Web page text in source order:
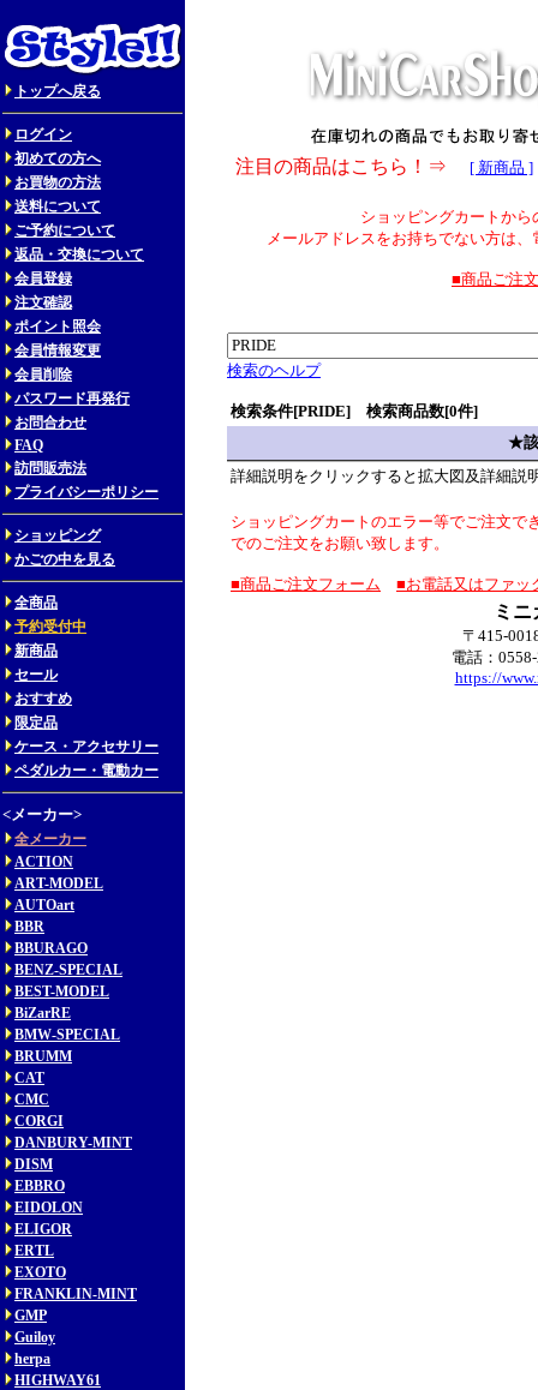
トップへ戻る
ログイン
初めての方へ
お買物の方法
送料について
ご予約について
返品・交換について
会員登録
注文確認
ポイント照会
会員情報変更
会員削除
パスワード再発行
お問合わせ
FAQ
訪問販売法
プライバシーポリシー
ショッピング
かごの中を見る
全商品
予約受付中
新商品
セール
おすすめ
限定品
ケース・アクセサリー
ペダルカー・電動カー
<メーカー>
全メーカー
ACTION
ART-MODEL
AUTOart
BBR
BBURAGO
BENZ-SPECIAL
BEST-MODEL
BiZarRE
BMW-SPECIAL
BRUMM
CAT
CMC
CORGI
DANBURY-MINT
DISM
EBBRO
EIDOLON
ELIGOR
ERTL
EXOTO
FRANKLIN-MINT
GMP
Guiloy
herpa
HIGHWAY61
注目の商品はこちら！⇒ [ 新商品 ]
ショッピングカートか
メールアドレスをお持ちでない方は
■商品ご注
検索のヘルプ
検索条件[PRIDE] 検索商品数[0件]
★該
詳細説明をクリックすると拡大図及詳細説
ショッピングカートのエラー等でご注文で
でのご注文をお願い致します。
■商品ご注文フォーム ■お電話又はファッ
ミ
〒415-
電話：
https://